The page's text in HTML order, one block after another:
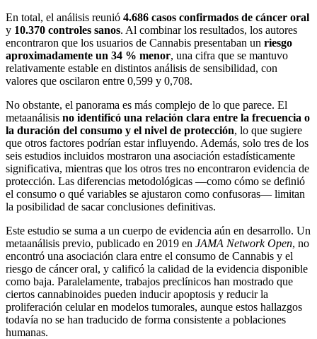
En total, el análisis reunió 4.686 casos confirmados de cáncer oral
y 10.370 controles sanos. Al combinar los resultados, los autores
encontraron que los usuarios de Cannabis presentaban un riesgo
aproximadamente un 34 % menor, una cifra que se mantuvo
relativamente estable en distintos análisis de sensibilidad, con
valores que oscilaron entre 0,599 y 0,708.
No obstante, el panorama es más complejo de lo que parece. El
metaanálisis no identificó una relación clara entre la frecuencia o
la duración del consumo y el nivel de protección, lo que sugiere
que otros factores podrían estar influyendo. Además, solo tres de los
seis estudios incluidos mostraron una asociación estadísticamente
significativa, mientras que los otros tres no encontraron evidencia de
protección. Las diferencias metodológicas —como cómo se definió
el consumo o qué variables se ajustaron como confusoras— limitan
la posibilidad de sacar conclusiones definitivas.
Este estudio se suma a un cuerpo de evidencia aún en desarrollo. Un
metaanálisis previo, publicado en 2019 en JAMA Network Open, no
encontró una asociación clara entre el consumo de Cannabis y el
riesgo de cáncer oral, y calificó la calidad de la evidencia disponible
como baja. Paralelamente, trabajos preclínicos han mostrado que
ciertos cannabinoides pueden inducir apoptosis y reducir la
proliferación celular en modelos tumorales, aunque estos hallazgos
todavía no se han traducido de forma consistente a poblaciones
humanas.